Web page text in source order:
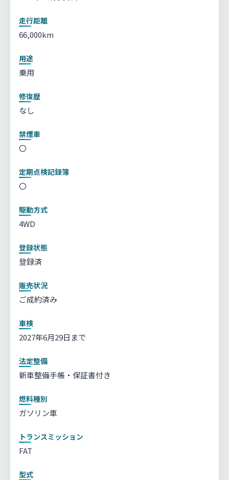
走行距離
66,000km
用途
乗用
修復歴
なし
禁煙車
〇
定期点検記録簿
〇
駆動方式
4WD
登録状態
登録済
販売状況
ご成約済み
車検
2027年6月29日まで
法定整備
新車整備手帳・保証書付き
燃料種別
ガソリン車
トランスミッション
FAT
型式